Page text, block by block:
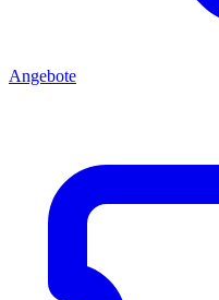
Angebote